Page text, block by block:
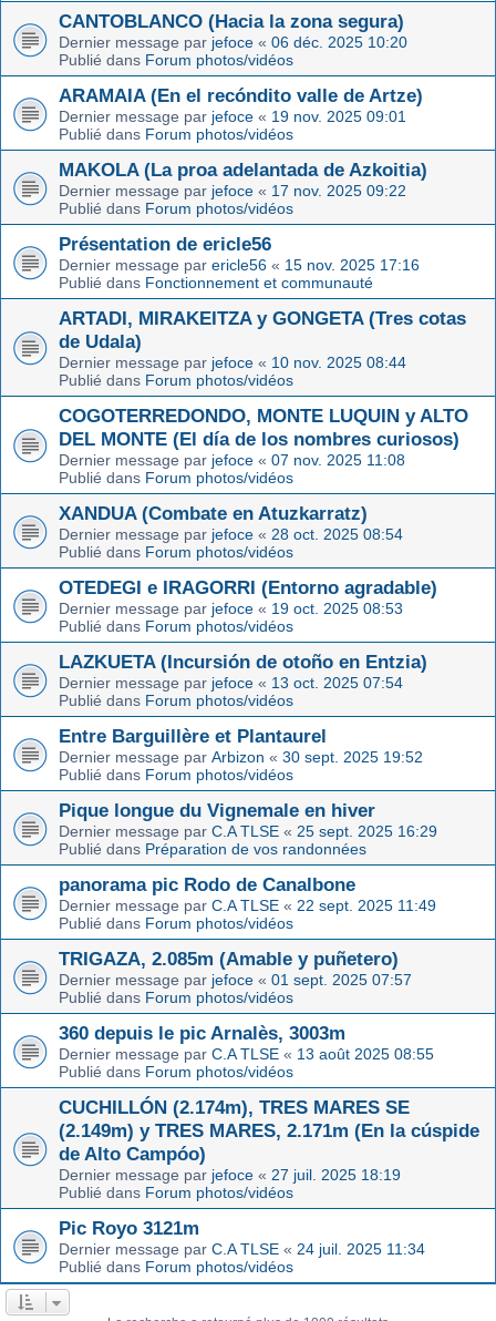
CANTOBLANCO (Hacia la zona segura)
Dernier message par jefoce « 06 déc. 2025 10:20
Publié dans Forum photos/vidéos
ARAMAIA (En el recóndito valle de Artze)
Dernier message par jefoce « 19 nov. 2025 09:01
Publié dans Forum photos/vidéos
MAKOLA (La proa adelantada de Azkoitia)
Dernier message par jefoce « 17 nov. 2025 09:22
Publié dans Forum photos/vidéos
Présentation de ericle56
Dernier message par ericle56 « 15 nov. 2025 17:16
Publié dans Fonctionnement et communauté
ARTADI, MIRAKEITZA y GONGETA (Tres cotas
de Udala)
Dernier message par jefoce « 10 nov. 2025 08:44
Publié dans Forum photos/vidéos
COGOTERREDONDO, MONTE LUQUIN y ALTO
DEL MONTE (El día de los nombres curiosos)
Dernier message par jefoce « 07 nov. 2025 11:08
Publié dans Forum photos/vidéos
XANDUA (Combate en Atuzkarratz)
Dernier message par jefoce « 28 oct. 2025 08:54
Publié dans Forum photos/vidéos
OTEDEGI e IRAGORRI (Entorno agradable)
Dernier message par jefoce « 19 oct. 2025 08:53
Publié dans Forum photos/vidéos
LAZKUETA (Incursión de otoño en Entzia)
Dernier message par jefoce « 13 oct. 2025 07:54
Publié dans Forum photos/vidéos
Entre Barguillère et Plantaurel
Dernier message par Arbizon « 30 sept. 2025 19:52
Publié dans Forum photos/vidéos
Pique longue du Vignemale en hiver
Dernier message par C.A TLSE « 25 sept. 2025 16:29
Publié dans Préparation de vos randonnées
panorama pic Rodo de Canalbone
Dernier message par C.A TLSE « 22 sept. 2025 11:49
Publié dans Forum photos/vidéos
TRIGAZA, 2.085m (Amable y puñetero)
Dernier message par jefoce « 01 sept. 2025 07:57
Publié dans Forum photos/vidéos
360 depuis le pic Arnalès, 3003m
Dernier message par C.A TLSE « 13 août 2025 08:55
Publié dans Forum photos/vidéos
CUCHILLÓN (2.174m), TRES MARES SE
(2.149m) y TRES MARES, 2.171m (En la cúspide
de Alto Campóo)
Dernier message par jefoce « 27 juil. 2025 18:19
Publié dans Forum photos/vidéos
Pic Royo 3121m
Dernier message par C.A TLSE « 24 juil. 2025 11:34
Publié dans Forum photos/vidéos